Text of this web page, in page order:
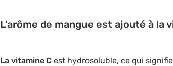
L'arôme de mangue est ajouté à la
La vitamine C est hydrosoluble, ce qui